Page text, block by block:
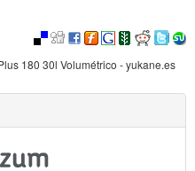
180 30l Volumétrico - yukane.es